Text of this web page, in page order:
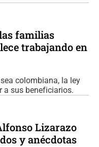
familias
trabajando en
colombiana, la ley
a sus beneficiarios.
Lizarazo
y anécdotas